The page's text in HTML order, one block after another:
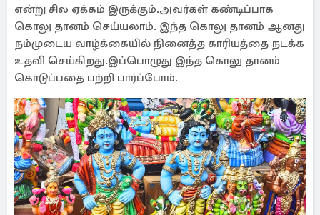
என்று சில ஏக்கம் இருக்கும்.அவர்கள் கண்டிப்பாக
கொலு தானம் செய்யலாம். இந்த கொலு தானம் ஆனது
நம்முடைய வாழ்க்கையில் நினைத்த காரியத்தை நடக்க
உதவி செய்கிறது.இப்பொழுது இந்த கொலு தானம்
கொடுப்பதை பற்றி பார்ப்போம்.